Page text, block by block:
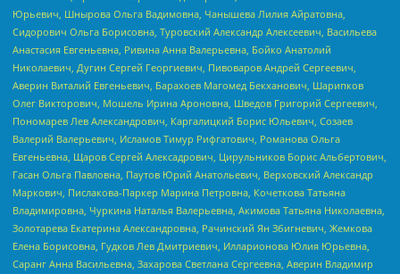
Юрьевич, Шнырова Ольга Вадимовна, Чанышева Лилия Айратовна,
Сидорович Ольга Борисовна, Туровский Александр Алексеевич, Васильева
Анастасия Евгеньевна, Ривина Анна Валерьевна, Бойко Анатолий
Николаевич, Дугин Сергей Георгиевич, Пивоваров Андрей Сергеевич,
Аверин Виталий Евгеньевич, Барахоев Магомед Бекханович, Шарипков
Олег Викторович, Мошель Ирина Ароновна, Шведов Григорий Сергеевич,
Пономарев Лев Александрович, Каргалицкий Борис Юльевич, Созаев
Валерий Валерьевич, Исламов Тимур Рифгатович, Романова Ольга
Евгеньевна, Щаров Сергей Алексадрович, Цирульников Борис Альбертович,
Гасан Ольга Павловна, Паутов Юрий Анатольевич, Верховский Александр
Маркович, Пислакова-Паркер Марина Петровна, Кочеткова Татьяна
Владимировна, Чуркина Наталья Валерьевна, Акимова Татьяна Николаевна,
Золотарева Екатерина Александровна, Рачинский Ян Збигневич, Жемкова
Елена Борисовна, Гудков Лев Дмитриевич, Илларионова Юлия Юрьевна,
Саранг Анна Васильевна, Захарова Светлана Сергеевна, Аверин Владимир